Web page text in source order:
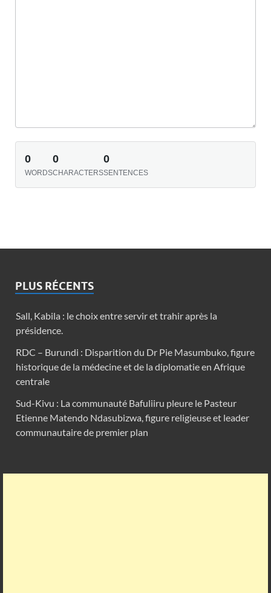
0
WORDS
0
CHARACTERS
0
SENTENCES
PLUS RÉCENTS
Sall, Kabila : le choix entre servir et trahir après la
présidence.
RDC – Burundi : Disparition du Dr Pie Masumbuko, figure
historique de la médecine et de la diplomatie en Afrique
centrale
Sud-Kivu : La communauté Bafuliiru pleure le Pasteur
Etienne Matendo Ndasubizwa, figure religieuse et leader
communautaire de premier plan